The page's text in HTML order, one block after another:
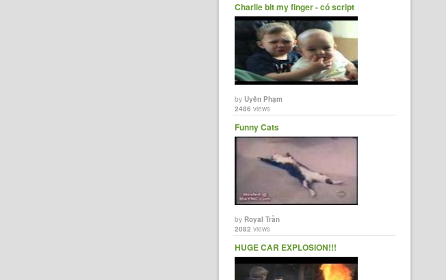
Charlie bit my finger - có script
byUyên Phạm
2486 views
Funny Cats
by Royal Trần
2082 views
HUGE CAR EXPLOSION!!!